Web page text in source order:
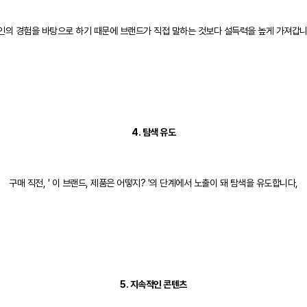
의 경험을 바탕으로 하기 때문에 브랜드가 직접 말하는 것보다 설득력을 높게 가져갑
4. 탐색 유도
구매 직전, ' 이 브랜드, 제품은 어떻지? '의 단계에서 노출이 돼 탐색을 유도합니다,
5. 지속적인 콘텐츠